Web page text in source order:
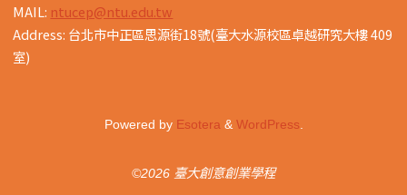
MAIL: ntucep@ntu.edu.tw
Address: 台北市中正區思源街18號(臺大水源校區卓越研究大樓 409
室)
Powered byEsotera& WordPress.
©2026 臺大創意創業學程